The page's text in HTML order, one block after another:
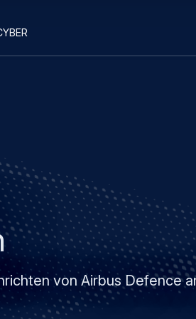
von Airbus Defence